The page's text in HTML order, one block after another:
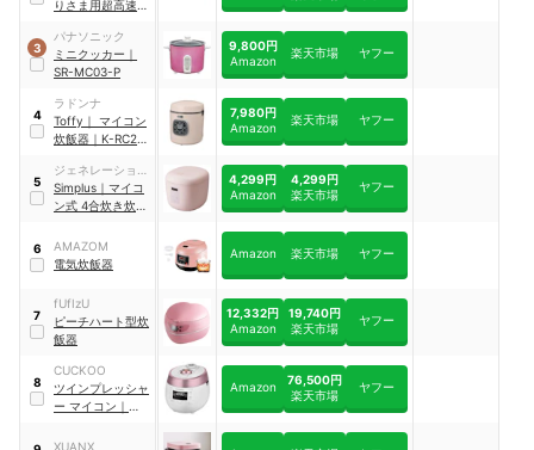
りさま用超高速弁
3
パナソニック
ミニクッカー ｜
SR-MC03-P
9,800円
Amazon
楽天市場 ヤフー
4
ラドンナ
Toffy ｜ マイコン
炊飯器 ｜ K-RC2-
7,980円
Amazon
楽天市場 ヤフー
5
ジェネレーション
パス
Simplus ｜ マイコ
ン式 4合炊き炊飯
4,299円
Amazon
4,299円
楽天市場
ヤフー
6
AMAZOM
電気炊飯器
Amazon 楽天市場 ヤフー
7
fUfIzU
ピーチハート型炊
飯器
12,332円
Amazon
19,740円
楽天市場
ヤフー
8
CUCKOO
ツインプレッシャ
ー マイコン ｜
Amazon
76,500円
楽天市場
ヤフー
XUANX